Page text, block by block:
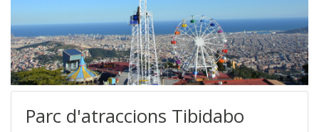
Parc d'atraccions Tibidabo